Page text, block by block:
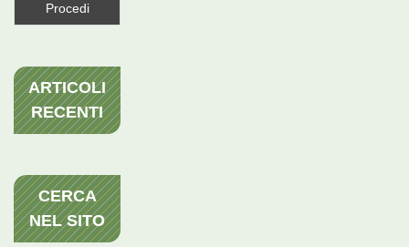
ARTICOLI
RECENTI
CERCA
NEL SITO